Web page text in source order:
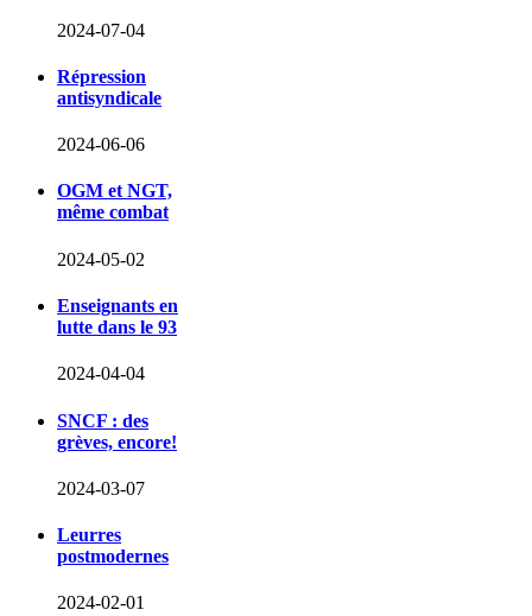
2024-07-04
Répression
antisyndicale
2024-06-06
OGM et NGT,
même combat
2024-05-02
Enseignants en
lutte dans le 93
2024-04-04
SNCF : des
grèves, encore!
2024-03-07
Leurres
postmodernes
2024-02-01